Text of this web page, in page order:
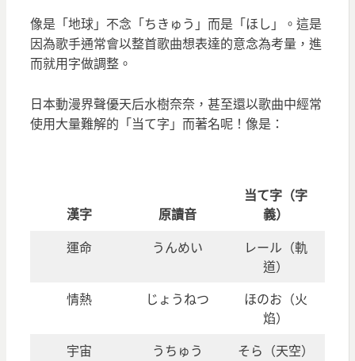
像是「地球」不念「ちきゅう」而是「ほし」。這是
因為歌手通常會以整首歌曲想表達的意念為考量，進
而就用字做調整。
日本動漫界聲優天后水樹奈奈，甚至還以歌曲中經常
使用大量難解的「当て字」而著名呢！像是：
漢字 原讀音
当て字（字
義）
運命
うんめい
レール（軌
道）
情熱
じょうねつ
ほのお（火
焰）
宇宙
うちゅう
そら（天空）